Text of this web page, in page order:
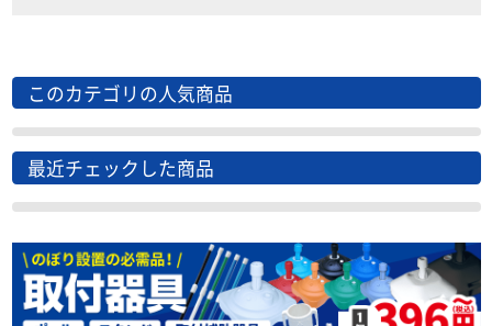
このカテゴリの人気商品
最近チェックした商品